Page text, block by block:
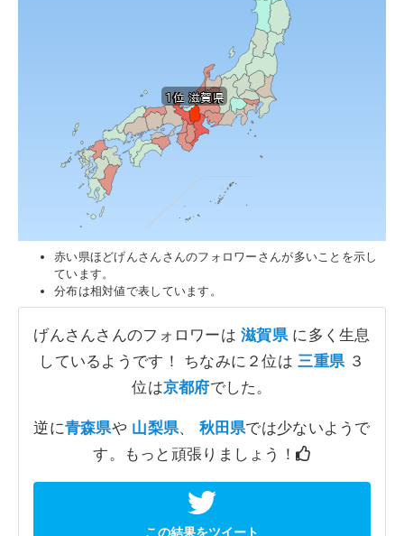
1位 滋賀県
1位 滋賀県
赤い県ほどげんさんさんのフォロワーさんが多いことを示し
ています。
分布は相対値で表しています。
げんさんさんのフォロワーは滋賀県に多く生息
しているようです！ ちなみに２位は三重県３
位は京都府でした。
逆に青森県や 山梨県、 秋田県では少ないようで
す。もっと頑張りましょう！
この結果をツイート